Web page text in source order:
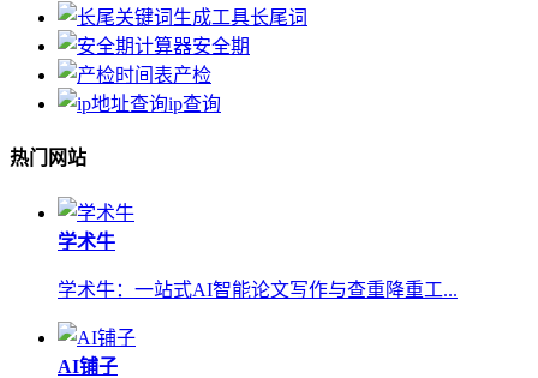
长尾词
安全期
产检
ip查询
热门网站
学术牛
学术牛：一站式AI智能论文写作与查重降重工...
AI铺子